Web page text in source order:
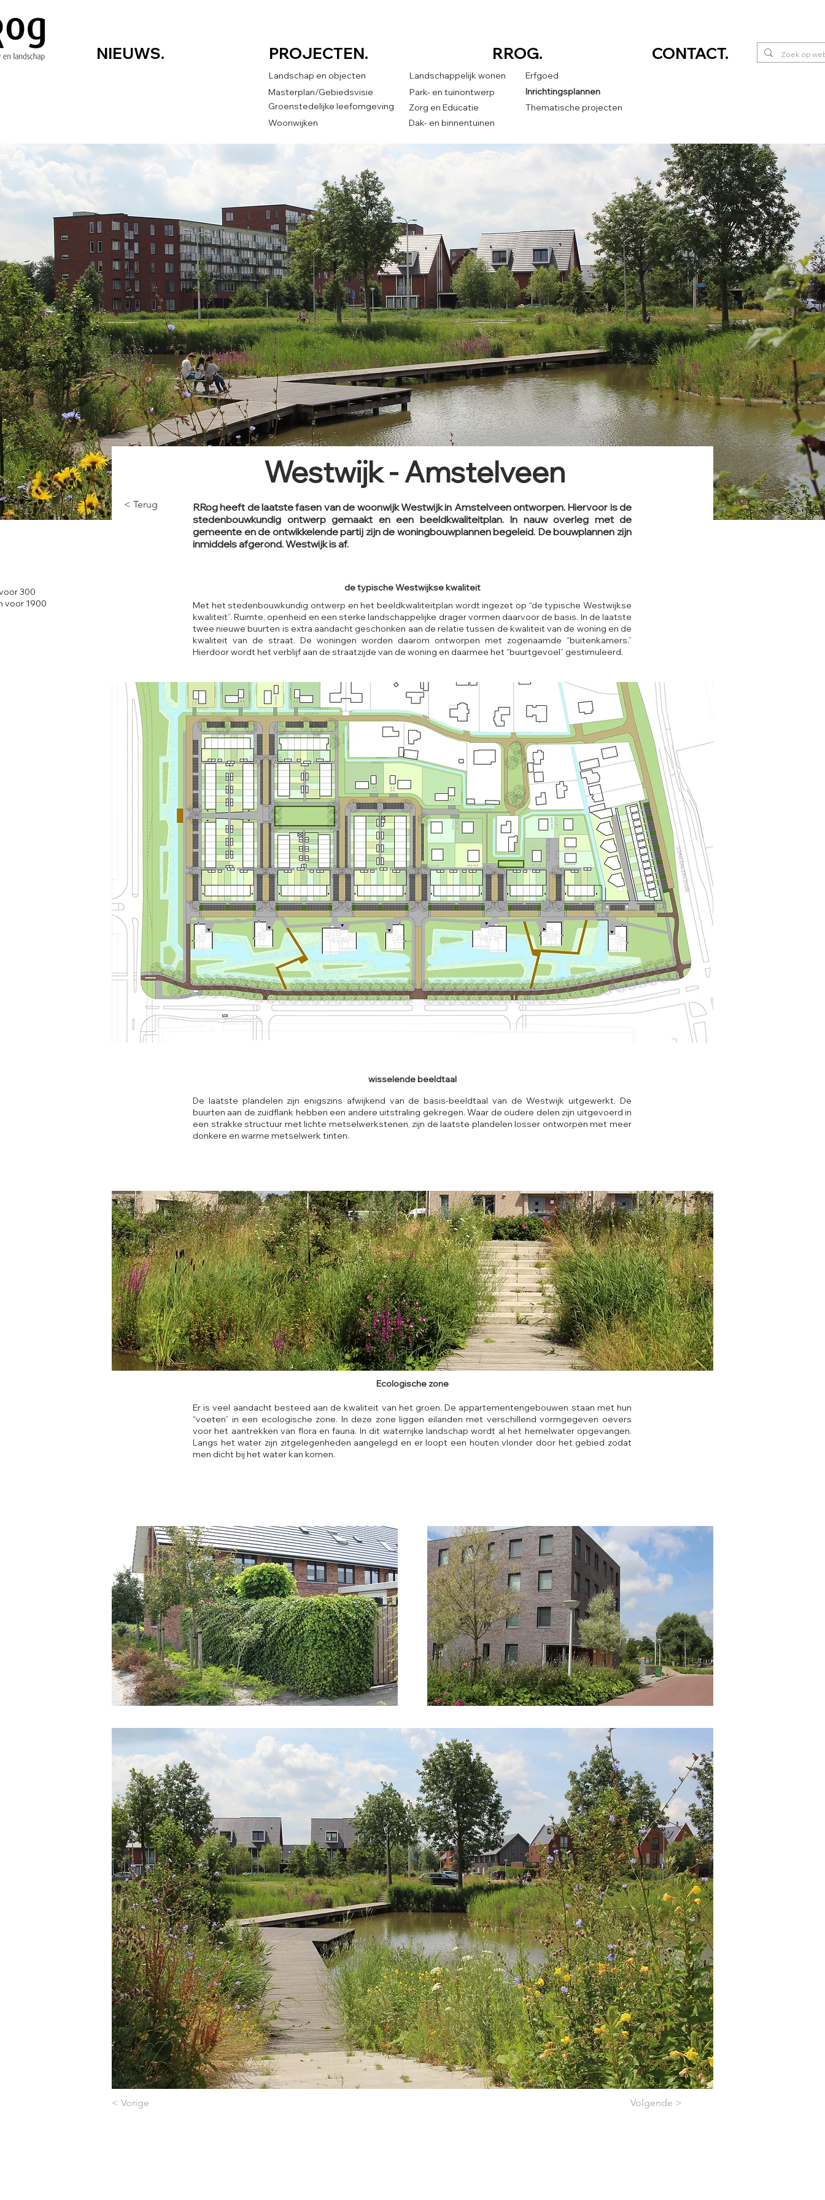
NIEUWS. PROJECTEN. RROG. CONTACT.
300
voor 1900
Westwijk - Amstelveen
< Terug
RRog heeft de laatste fasen van de woonwijk Westwijk in Amstelveen ontworpen. Hiervoor is de
stedenbouwkundig ontwerp gemaakt en een beeldkwaliteitplan. In nauw overleg met de
gemeente en de ontwikkelende partij zijn de woningbouwplannen begeleid. De bouwplannen zijn
inmiddels afgerond. Westwijk is af.
de typische Westwijkse kwaliteit
Met het stedenbouwkundig ontwerp en het beeldkwaliteitplan wordt ingezet op “de typische Westwijkse
kwaliteit”. Ruimte, openheid en een sterke landschappelijke drager vormen daarvoor de basis. In de laatste
twee nieuwe buurten is extra aandacht geschonken aan de relatie tussen de kwaliteit van de woning en de
kwaliteit van de straat. De woningen worden daarom ontworpen met zogenaamde “buitenkamers.”
Hierdoor wordt het verblijf aan de straatzijde van de woning en daarmee het “buurtgevoel” gestimuleerd.
wisselende beeldtaal
De laatste plandelen zijn enigszins afwijkend van de basis-beeldtaal van de Westwijk uitgewerkt. De
buurten aan de zuidflank hebben een andere uitstraling gekregen. Waar de oudere delen zijn uitgevoerd in
een strakke structuur met lichte metselwerkstenen, zijn de laatste plandelen losser ontworpen met meer
donkere en warme metselwerk tinten.
Ecologische zone
Er is veel aandacht besteed aan de kwaliteit van het groen. De appartementengebouwen staan met hun
“voeten” in een ecologische zone. In deze zone liggen eilanden met verschillend vormgegeven oevers
voor het aantrekken van flora en fauna. In dit waterrijke landschap wordt al het hemelwater opgevangen.
Langs het water zijn zitgelegenheden aangelegd en er loopt een houten vlonder door het gebied zodat
men dicht bij het water kan komen.
< Vorige Volgende >
Landschap en objecten
Masterplan/Gebiedsvisie
Groenstedelijke leefomgeving
Woonwijken
Landschappelijk wonen
Park- en tuinontwerp
Zorg en Educatie
Dak- en binnentuinen
Erfgoed
Inrichtingsplannen
Thematische projecten